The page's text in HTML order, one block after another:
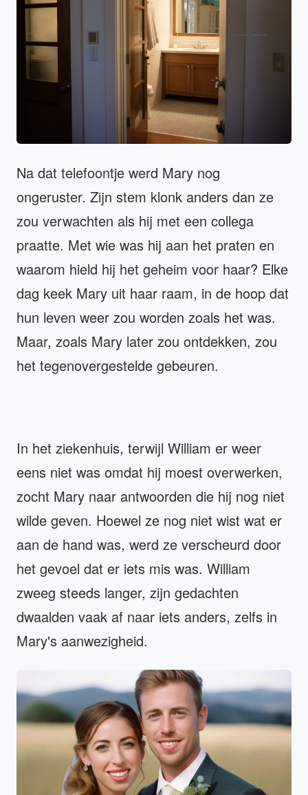
Na dat telefoontje werd Mary nog
ongeruster. Zijn stem klonk anders dan ze
zou verwachten als hij met een collega
praatte. Met wie was hij aan het praten en
waarom hield hij het geheim voor haar? Elke
dag keek Mary uit haar raam, in de hoop dat
hun leven weer zou worden zoals het was.
Maar, zoals Mary later zou ontdekken, zou
het tegenovergestelde gebeuren.
In het ziekenhuis, terwijl William er weer
eens niet was omdat hij moest overwerken,
zocht Mary naar antwoorden die hij nog niet
wilde geven. Hoewel ze nog niet wist wat er
aan de hand was, werd ze verscheurd door
het gevoel dat er iets mis was. William
zweeg steeds langer, zijn gedachten
dwaalden vaak af naar iets anders, zelfs in
Mary's aanwezigheid.